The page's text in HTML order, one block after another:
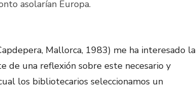
asolarían Europa.
Mallorca, 1983) me ha interesado la
de una reflexión sobre este necesario y
los bibliotecarios seleccionamos un